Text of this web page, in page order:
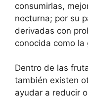
consumirlas,
nocturna; por su
derivadas con
conocida como la
Dentro de las
también existen
ayudar a reducir